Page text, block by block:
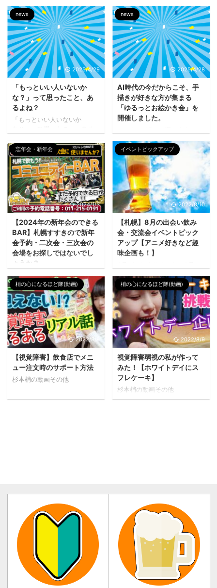
スト10【完全保存版】 子ども
の頃にお小遣いで買っていた
あの駄菓子たちが、まさか“大
人の晩酌”のベストパートナー
になるなんて…！ 今回は札幌
で飲もう代表のへいはち世代
（40代後半〜50代前半）にド
ンピシャで刺さる、昭和から
ある王道駄菓子の中から「お
酒に合うものベスト10」を紹
介します。 条件はただひと
つ。数十円で買えること！ あ
の頃を思い出しながら、大人
だけの“ノスタルジーつまみタ
イム”をお楽しみください🍶🍺
ǹ ...
こんににちは！ 札幌での新し
いつながりづくりを応援する
札幌で飲もうです😉 いや～ま
だ６月だというのに暑くなり
ましたねぇ～。 この暑さでも
うビアガーデンが恋しくなっ
ています🍻😋 ということで！
北海道の短い夏、札幌の街が
一気に賑わうこの季節。 街の
いたるところでビアガーデン
が始まり、仕事帰りや休日
に、気軽に外でビールを楽し
める最高の時期がやってきま
しめるビアガーデン開催情報
まとめ 特に札幌は、都心部に
緑あふれる大通公園や開放感
あ ...
news
2025/4/29
「もっといい人いないか
な？」って思ったこと、あ
るよね？
「もっといい人いないか
この現象。 「あの人がいい
な」→「でもその人は別の人が
気になってる…」→「で、自分
のことは誰も見てない
（泣）」――そんな“片思い連
鎖”に、心当たりある人、正直
に挙手🙋‍♂️🙋‍♀️笑 実はこれ、オー
ナーへいはちがずっと感じて
たモヤモヤを描いたイラスト👇
みんなが「もっといい人いる
かも」って思ってる間に ...
news
2025/4/28
AI時代の今だからこそ、手
描きが好きな方が集まる
「ゆるっとお絵かき会」を
開催しました。
カ」。 ってことで昨日は手描
きが好きな方が集まる「ゆる
っとお絵かき会」を開催しま
した。 参加者様がお題に沿っ
てその場で書いてくれた手描
きイラストでございます。皆
さんほんとお上手✨ AIの高度
化が止まらい今だからこそ、
手描きのすばらしさを共有し
ようというお客様からの持ち
込み企画でございました。 好
評でしたので、次回は5月22日
(木)に開催予定です😉 「こん
うお客様からの持ち込み企画
も大歓迎です♪ ご来店時にで
も是非スタッフに ...
忘年会・新年会
2024/1/3
【2024年の新年会のできる
BAR】札幌すすきので新年
会予約・二次会・三次会の
会場をお探しではないでし
ょうか？
幹事様必見！2023年の年末か
ら2024年のお正月・新年度の
すすきので二次会・三次会会
場をお探しではないでしょう
か？札幌で飲もう!!コミュニテ
ィBARでは「忘年会・新年会の
会場として予約受付中」で
す。 楽しい夜のひと時を共有
しましょう。新年会 二次会・
三次会のご予約は下記ご連絡
先へぜひご予約下さいませ^^
札幌・すすきので新年会の2次
イベントピックアップ
2022/8/10
【札幌】8月の出会い飲み
会・交流会イベントピック
アップ【アニメ好きなど趣
味企画も！】
イベントピックアップです！
コミュニティBAR運営 8月も札
幌は暑そうな雰囲気…暑さに対
抗するにはおいしいビールが
不可欠ですよね！ こちらのさ
つのもSNSもチェック!! FBペ
ージ イベント情報LINE 非表示
となっているものは開催見合
わせです。開催のお声をいた
だければまた企画を致しま
す。 アニソン・アニメ好きな
ら ●8月4日(木)18時～24時
『アニソン好き集まれ☆アニ
ソンカラオケ会♪』 占い好き
梢の心になるほど隊(動画)
2022/8/9
【視覚障害】飲食店でメニ
ュー注文時のサポート方法
杉本梢の動画その他
梢の心になるほど隊(動画)
2022/8/9
視覚障害弱視の私が作って
みた！【ホワイトデイにス
フレケーキ】
杉本梢の動画その他